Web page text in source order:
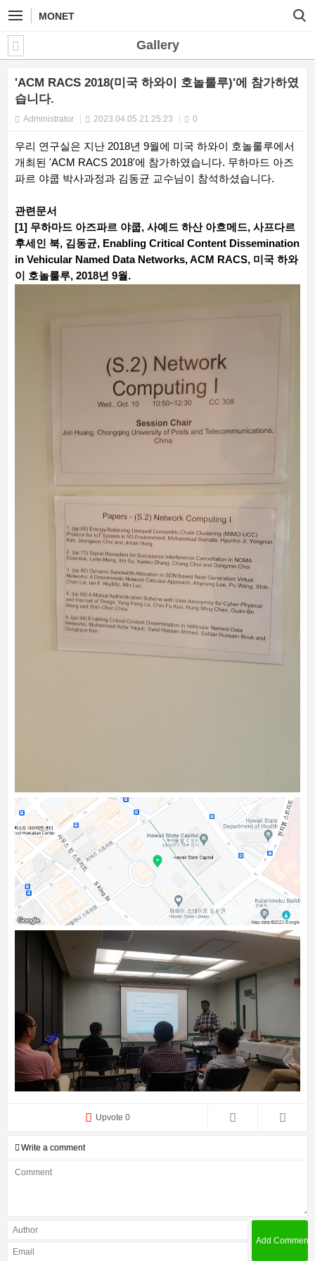
MONET
Gallery
'ACM RACS 2018(미국 하와이 호놀룰루)'에 참가하였
습니다.
Administrator 2023.04.05 21:25:23 0
우리 연구실은 지난 2018년 9월에 미국 하와이 호놀룰루에서
개최된 'ACM RACS 2018'에 참가하였습니다. 무하마드 아즈
파르 야쿱 박사과정과 김동균 교수님이 참석하셨습니다.
관련문서
[1] 무하마드 아즈파르 야쿱, 사예드 하산 아흐메드, 사프다르
후세인 북, 김동균, Enabling Critical Content Dissemination
in Vehicular Named Data Networks, ACM RACS, 미국 하와
이 호놀룰루, 2018년 9월.
Upvote 0
Write a comment